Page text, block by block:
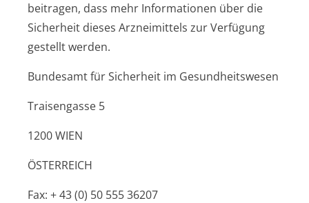
beitragen, dass mehr Informationen über die
Sicherheit dieses Arzneimittels zur Verfügung
gestellt werden.
Bundesamt für Sicherheit im Gesundheitswesen
Traisengasse 5
1200 WIEN
ÖSTERREICH
Fax: + 43 (0) 50 555 36207